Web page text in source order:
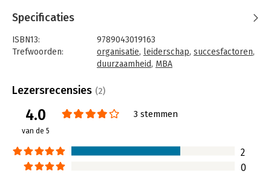
bedrijf? Conversatie: hoe praat u met uw markt en uw klanten?
leveranciersketens en economie.
Gedurende het traject zijn er nog minimodules over strategie,
ethiek, timemanagement, economie, statistiek en
Specificaties
ISBN13:
9789043019163
Trefwoorden:
organisatie, leiderschap, succesfactoren,
duurzaamheid, MBA
Bindwijze:
paperback
Uitgever:
Pearson Education NL
Verschijningsdatum:
Hoofdrubriek:
Lezersrecensies (2)
4.0
van de 5
3 stemmen
2
0